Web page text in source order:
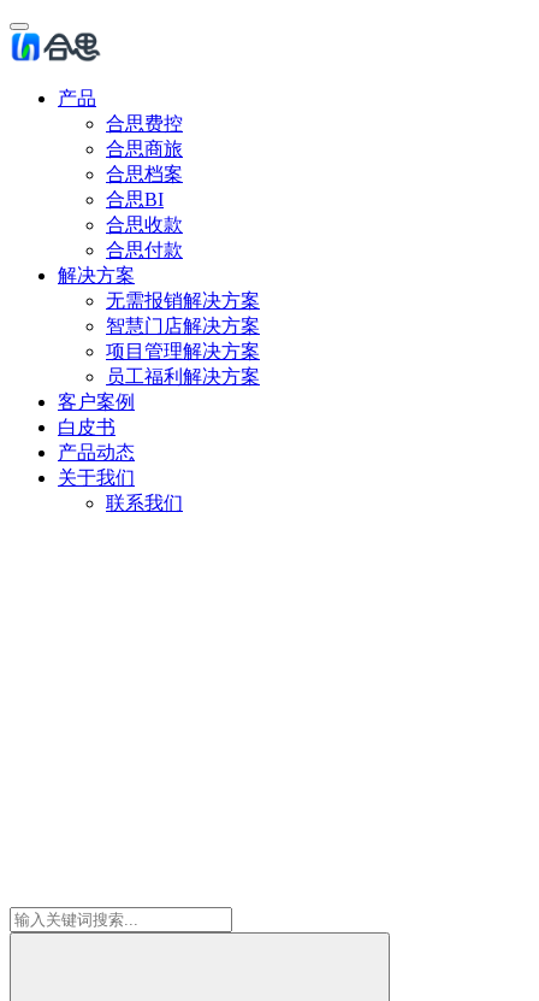
产品
合思费控
合思商旅
合思档案
合思BI
合思收款
合思付款
解决方案
无需报销解决方案
智慧门店解决方案
项目管理解决方案
员工福利解决方案
客户案例
白皮书
产品动态
关于我们
联系我们